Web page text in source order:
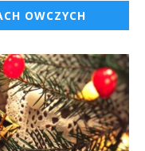
OWCZYCH